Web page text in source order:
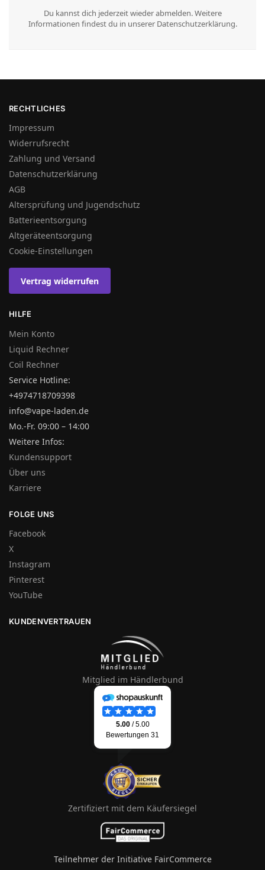
Du kannst dich jederzeit wieder abmelden. Weitere
Informationen findest du in unserer Datenschutzerklärung.
RECHTLICHES
Impressum
Widerrufsrecht
Zahlung und Versand
Datenschutzerklärung
AGB
Altersprüfung und Jugendschutz
Batterieentsorgung
Altgeräteentsorgung
Cookie-Einstellungen
Vertrag widerrufen
HILFE
Mein Konto
Liquid Rechner
Coil Rechner
Service Hotline:
+4974718709398
info@vape-laden.de
Mo.-Fr. 09:00 – 14:00
Weitere Infos:
Kundensupport
Über uns
Karriere
FOLGE UNS
Facebook
X
Instagram
Pinterest
YouTube
KUNDENVERTRAUEN
Mitglied im Händlerbund
Zertifiziert mit dem Käufersiegel
Teilnehmer der Initiative FairCommerce